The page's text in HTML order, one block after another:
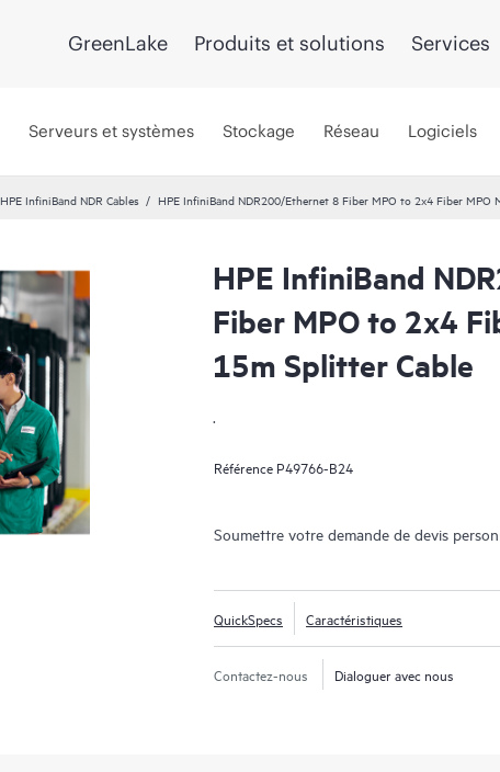
GreenLake Produits et solutions Services
Serveurs et systèmes Stockage Réseau Logiciels
HPE InfiniBand NDR Cables HPE InfiniBand NDR200/Ethernet 8 Fiber MPO to 2x4 Fiber
HPE InfiniBand
Fiber MPO to 2x4
15m Splitter Cable
.
Référence P49766-B24
Soumettre votre demande de devis
QuickSpecs Caractéristiques
Contactez-nous Dialoguer avec nous